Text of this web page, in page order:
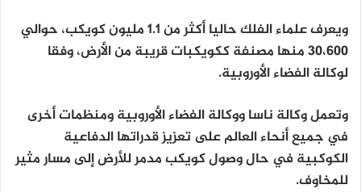
ويعرف علماء الفلك حاليا أكثر من 1.1 مليون كويكب، حوالي
30،600 منها مصنفة ككويكبات قريبة من الأرض، وفقا
لوكالة الفضاء الأوروبية.
وتعمل وكالة ناسا ووكالة الفضاء الأوروبية ومنظمات أخرى
في جميع أنحاء العالم على تعزيز قدراتها الدفاعية
الكوكبية في حال وصول كويكب مدمر للأرض إلى مسار مثير
للمخاوف.